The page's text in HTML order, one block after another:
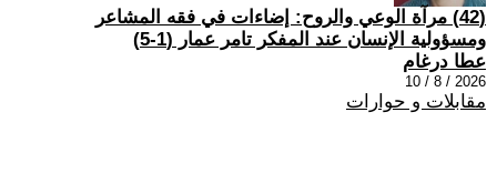
(42) مرآة الوعي والروح: إضاءات في فقه المشاعر
ومسؤولية الإنسان عند المفكر تامر عمار (1-5)
عطا درغام
2026 / 8 / 10
مقابلات و حوارات